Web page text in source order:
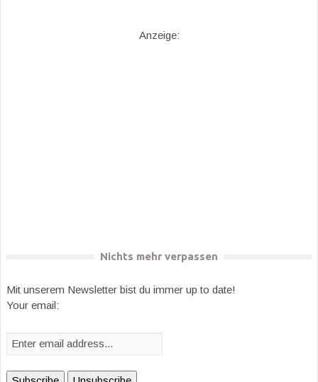
Anzeige:
Nichts mehr verpassen
Mit unserem Newsletter bist du immer up to date!
Your email: